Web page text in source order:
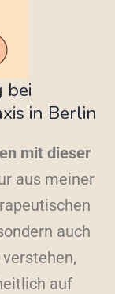
bei
in Berlin
mit dieser
aus meiner
auch
auf